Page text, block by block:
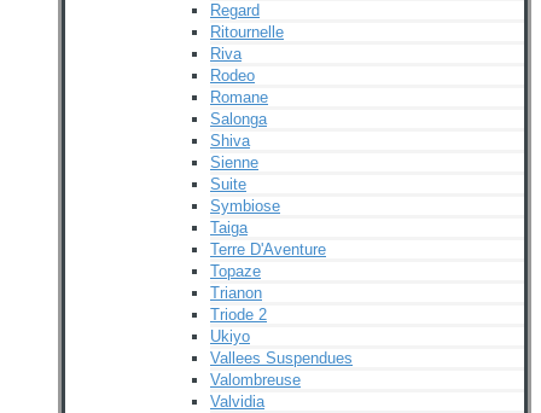
Regard
Ritournelle
Riva
Rodeo
Romane
Salonga
Shiva
Sienne
Suite
Symbiose
Taiga
Terre D'Aventure
Topaze
Trianon
Triode 2
Ukiyo
Vallees Suspendues
Valombreuse
Valvidia